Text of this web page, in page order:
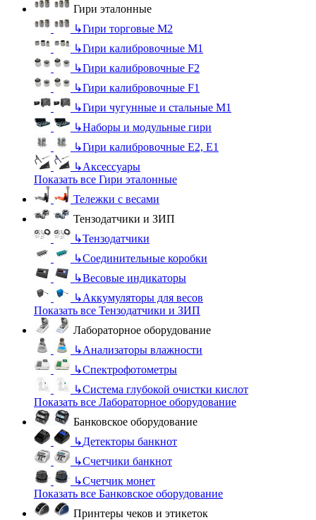
Гири эталонные
↳Гири торговые М2
↳Гири калибровочные М1
↳Гири калибровочные F2
↳Гири калибровочные F1
↳Гири чугунные и стальные М1
↳Наборы и модульные гири
↳Гири калибровочные E2, Е1
↳Аксессуары
Показать все Гири эталонные
Тележки с весами
Тензодатчики и ЗИП
↳Тензодатчики
↳Соединительные коробки
↳Весовые индикаторы
↳Аккумуляторы для весов
Показать все Тензодатчики и ЗИП
Лабораторное оборудование
↳Анализаторы влажности
↳Спектрофотометры
↳Система глубокой очистки кислот
Показать все Лабораторное оборудование
Банковское оборудование
↳Детекторы банкнот
↳Счетчики банкнот
↳Счетчик монет
Показать все Банковское оборудование
Принтеры чеков и этикеток